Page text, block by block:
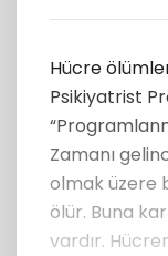
Hücre
Psikiyatrist
Zamanı
olmak üzere
ölür. Buna
vardır.